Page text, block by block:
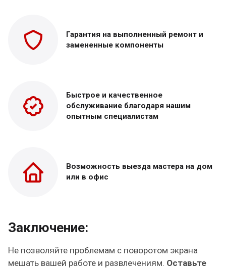
Гарантия на выполненный ремонт и
замененные компоненты
Быстрое и качественное
обслуживание благодаря нашим
опытным специалистам
Возможность выезда мастера на дом
или в офис
Заключение:
Не позволяйте проблемам с поворотом экрана
мешать вашей работе и развлечениям. Оставьте